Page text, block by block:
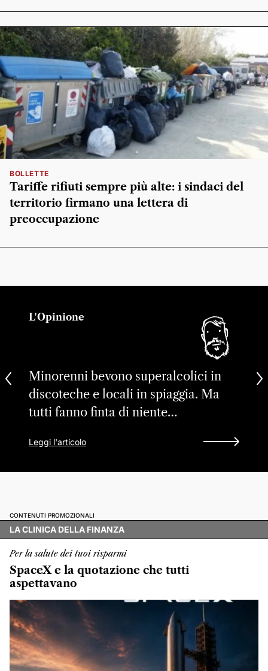
BOLLETTE
Tariffe rifiuti sempre più alte: i sindaci del
territorio firmano una lettera di
preoccupazione
L'Opinione
Minorenni bevono superalcolici in
discoteche e locali in spiaggia. Ma
tutti fanno finta di niente…
Leggi l'articolo
CONTENUTI PROMOZIONALI
LA CLINICA DELLA FINANZA
Per la salute dei tuoi risparmi
SpaceX e la quotazione che tutti
aspettavano